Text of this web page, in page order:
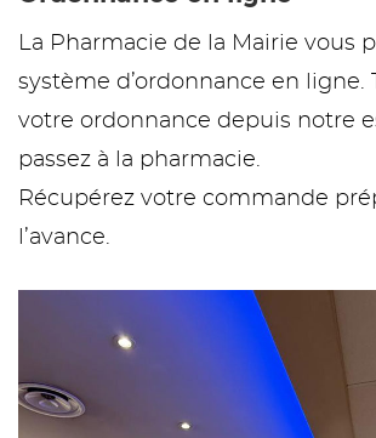
La Pharmacie de la Mairie vous
système d’ordonnance en ligne.
votre ordonnance depuis notre
passez à la pharmacie.
Récupérez votre commande
l’avance.